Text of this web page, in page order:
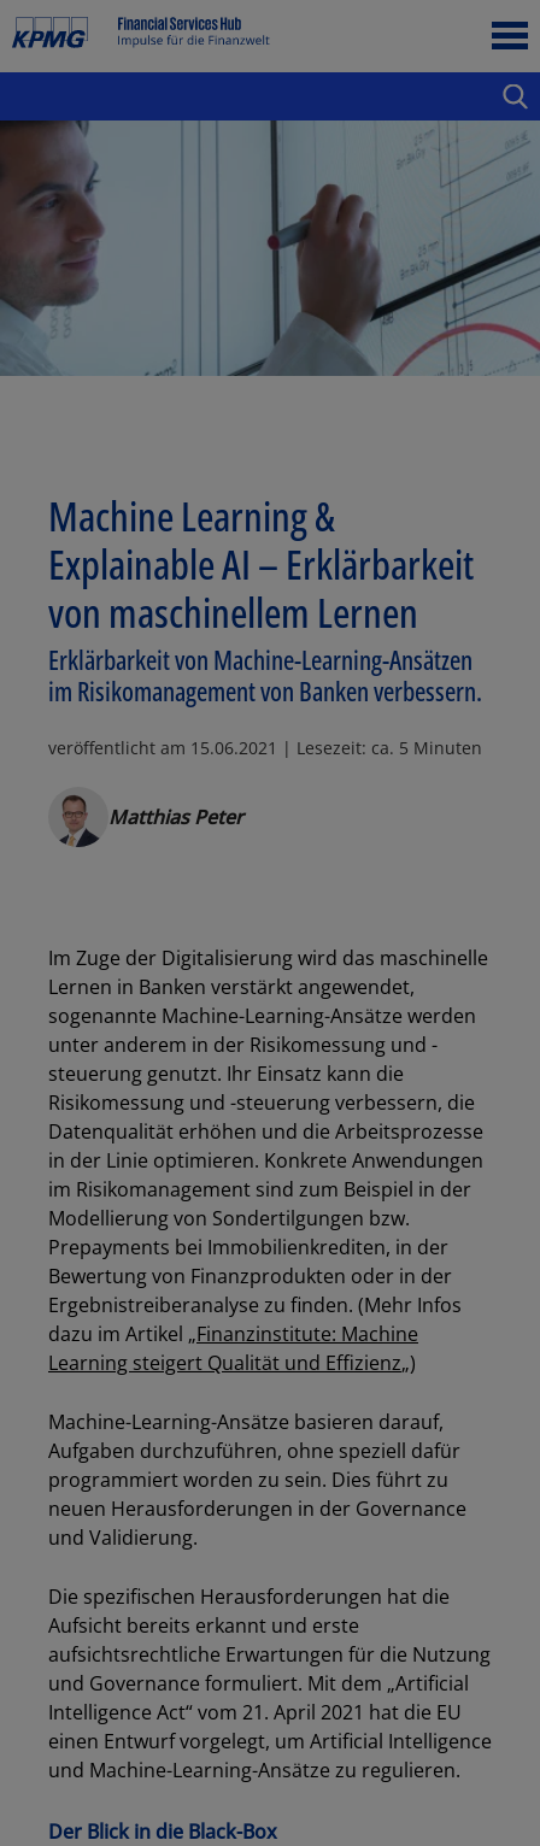
Machine Learning &
Explainable AI – Erklärbarkeit
von maschinellem Lernen
Erklärbarkeit von Machine-Learning-Ansätzen
im Risikomanagement von Banken verbessern.
veröffentlicht am 15.06.2021 | Lesezeit: ca. 5 Minuten
Matthias Peter
Im Zuge der Digitalisierung wird das maschinelle
Lernen in Banken verstärkt angewendet,
sogenannte Machine-Learning-Ansätze werden
unter anderem in der Risikomessung und -
steuerung genutzt. Ihr Einsatz kann die
Risikomessung und -steuerung verbessern, die
Datenqualität erhöhen und die Arbeitsprozesse
in der Linie optimieren. Konkrete Anwendungen
im Risikomanagement sind zum Beispiel in der
Modellierung von Sondertilgungen bzw.
Prepayments bei Immobilienkrediten, in der
Bewertung von Finanzprodukten oder in der
Ergebnistreiberanalyse zu finden. (Mehr Infos
dazu im Artikel „Finanzinstitute: Machine
Learning steigert Qualität und Effizienz„)
Machine-Learning-Ansätze basieren darauf,
Aufgaben durchzuführen, ohne speziell dafür
programmiert worden zu sein. Dies führt zu
neuen Herausforderungen in der Governance
und Validierung.
Die spezifischen Herausforderungen hat die
Aufsicht bereits erkannt und erste
aufsichtsrechtliche Erwartungen für die Nutzung
und Governance formuliert. Mit dem „Artificial
Intelligence Act“ vom 21. April 2021 hat die EU
einen Entwurf vorgelegt, um Artificial Intelligence
und Machine-Learning-Ansätze zu regulieren.
Der Blick in die Black-Box